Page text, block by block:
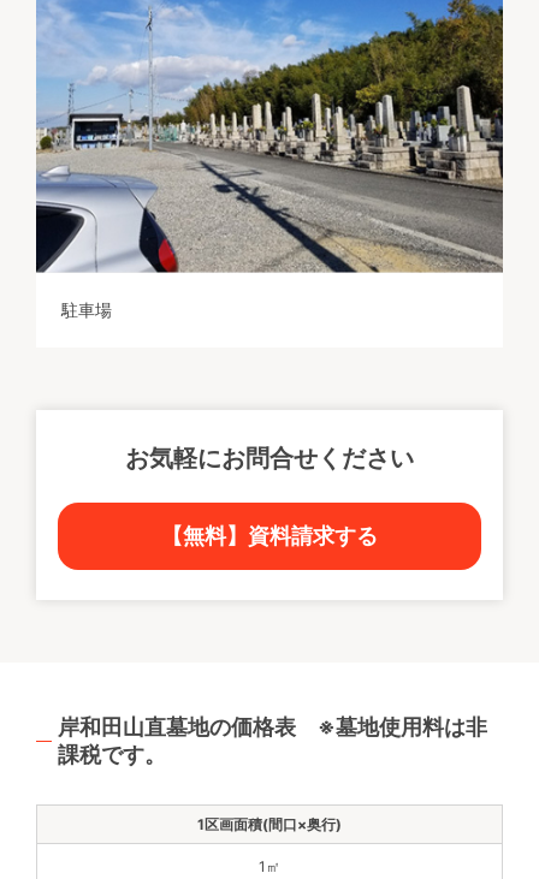
駐車場
お気軽にお問合せください
【無料】資料請求する
岸和田山直墓地の価格表 ※墓地使用料は非
課税です。
1㎡